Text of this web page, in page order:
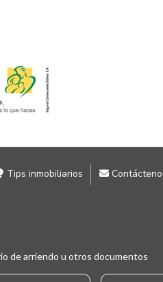
Tips inmobiliarios
de arriendo u otros documentos